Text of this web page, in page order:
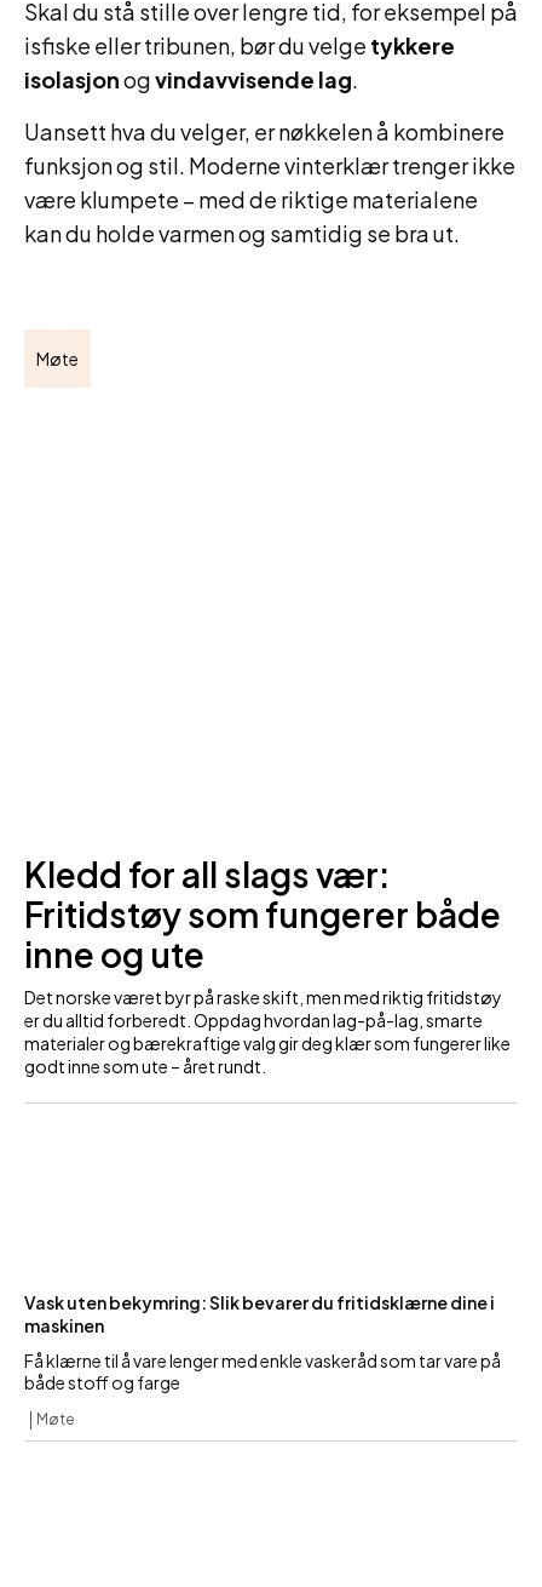
Skal du stå stille over lengre tid, for eksempel på
isfiske eller tribunen, bør du velge tykkere
isolasjonogvindavvisende lag.
Uansett hva du velger, er nøkkelen å kombinere
funksjon og stil. Moderne vinterklær trenger ikke
være klumpete – med de riktige materialene
kan du holde varmen og samtidig se bra ut.
Møte
Kledd for all slags vær:
Fritidstøy som fungerer både
inne og ute
Det norske været byr på raske skift, men med riktig fritidstøy
er du alltid forberedt. Oppdag hvordan lag-på-lag, smarte
materialer og bærekraftige valg gir deg klær som fungerer like
godt inne som ute – året rundt.
Vask uten bekymring: Slik bevarer du fritidsklærne dine i
maskinen
Få klærne til å vare lenger med enkle vaskeråd som tar vare på
både stoff og farge
Møte